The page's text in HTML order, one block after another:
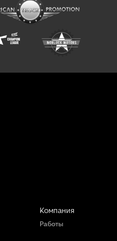
Компания
Работы